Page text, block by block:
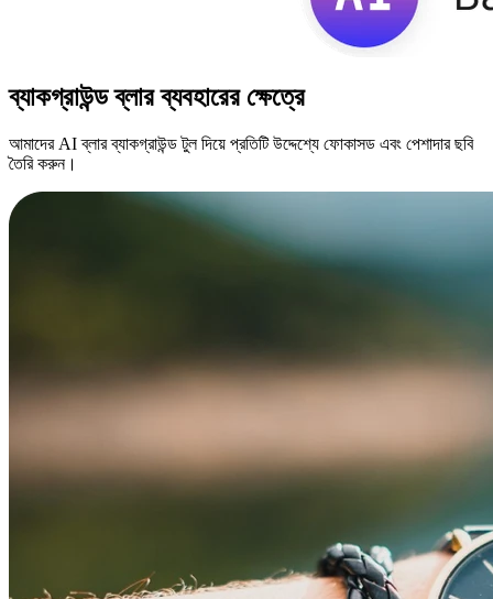
ব্যাকগ্রাউন্ড ব্লার ব্যবহারের ক্ষেত্রে
আমাদের AI ব্লার ব্যাকগ্রাউন্ড টুল দিয়ে প্রতিটি উদ্দেশ্যে ফোকাসড এবং পেশাদার ছবি
তৈরি করুন।